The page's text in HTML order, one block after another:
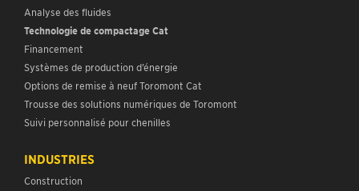
Analyse des fluides
Technologie de compactage Cat
Financement
Systèmes de production d’énergie
Options de remise à neuf Toromont Cat
Trousse des solutions numériques de Toromont
Suivi personnalisé pour chenilles
INDUSTRIES
Construction